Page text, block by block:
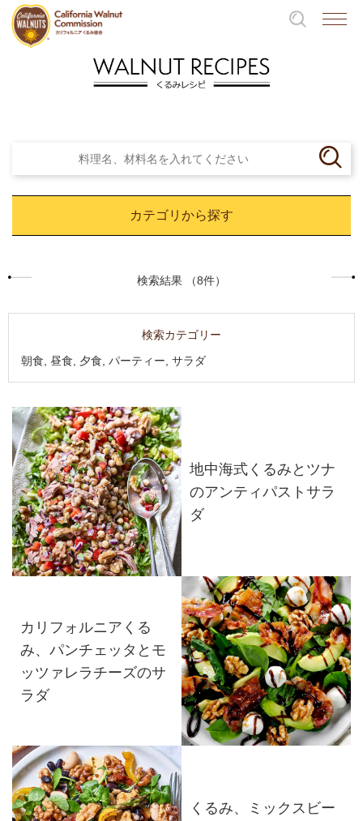
カテゴリから探す
検索結果 （8件）
検索カテゴリー
朝食, 昼食, 夕食, パーティー, サラダ
地中海式くるみとツナ
のアンティパストサラ
ダ
カリフォルニアくる
み、パンチェッタとモ
ッツァレラチーズのサ
ラダ
くるみ、ミックスビー